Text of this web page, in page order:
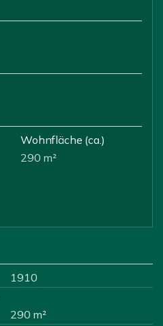
Wohnfläche (ca.)
290 m²
1910
290 m²